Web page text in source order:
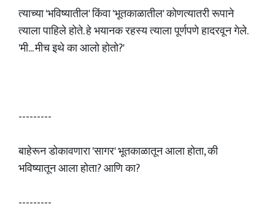
त्याच्या 'भविष्यातील' किंवा 'भूतकाळातील' कोणत्यातरी रूपाने
त्याला पाहिले होते. हे भयानक रहस्य त्याला पूर्णपणे हादरवून गेले.
'मी... मीच इथे का आलो होतो?'
---------
बाहेरून डोकावणारा 'सागर' भूतकाळातून आला होता, की
भविष्यातून आला होता? आणि का?
---------